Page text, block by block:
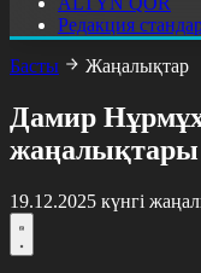
Редакция
Басты
Жаңалықтар
Дамир
жаңалықтары
19.12.2025 күнгі